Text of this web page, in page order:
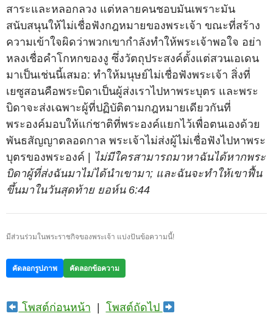
สาระและหลอกลวง แต่หลายคนชอบมันเพราะมัน
สนับสนุนให้ไม่เชื่อฟังกฎหมายของพระเจ้า ขณะที่สร้าง
ความเข้าใจผิดว่าพวกเขากำลังทำให้พระเจ้าพอใจ อย่า
หลงเชื่อคำโกหกของงู ซึ่งวัตถุประสงค์ตั้งแต่สวนเอเดน
มาเป็นเช่นนี้เสมอ: ทำให้มนุษย์ไม่เชื่อฟังพระเจ้า สิ่งที่
เยซูสอนคือพระบิดาเป็นผู้ส่งเราไปหาพระบุตร และพระ
บิดาจะส่งเฉพาะผู้ที่ปฏิบัติตามกฎหมายเดียวกันที่
พระองค์มอบให้แก่ชาติที่พระองค์แยกไว้เพื่อตนเองด้วย
พันธสัญญาตลอดกาล พระเจ้าไม่ส่งผู้ไม่เชื่อฟังไปหาพระ
บุตรของพระองค์ |
ไม่มีใครสามารถมาหาฉันได้หากพระ
บิดาผู้ที่ส่งฉันมาไม่ได้นำเขามา; และฉันจะทำให้เขาฟื้น
ขึ้นมาในวันสุดท้าย ยอห์น 6:44
มีส่วนร่วมในพระราชกิจของพระเจ้า แบ่งปันข้อความนี้!
คัดลอกรูปภาพ คัดลอกข้อความ
โพสต์ก่อนหน้า โพสต์ถัดไป